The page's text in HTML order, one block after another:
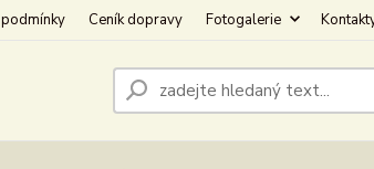
Ceník dopravy Fotogalerie